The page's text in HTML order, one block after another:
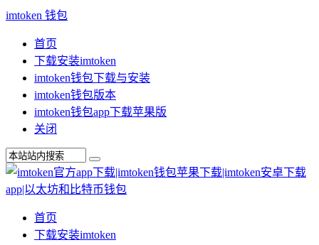
imtoken 钱包
首页
下载安装imtoken
imtoken钱包下载与安装
imtoken钱包版本
imtoken钱包app下载苹果版
关闭
首页
下载安装imtoken